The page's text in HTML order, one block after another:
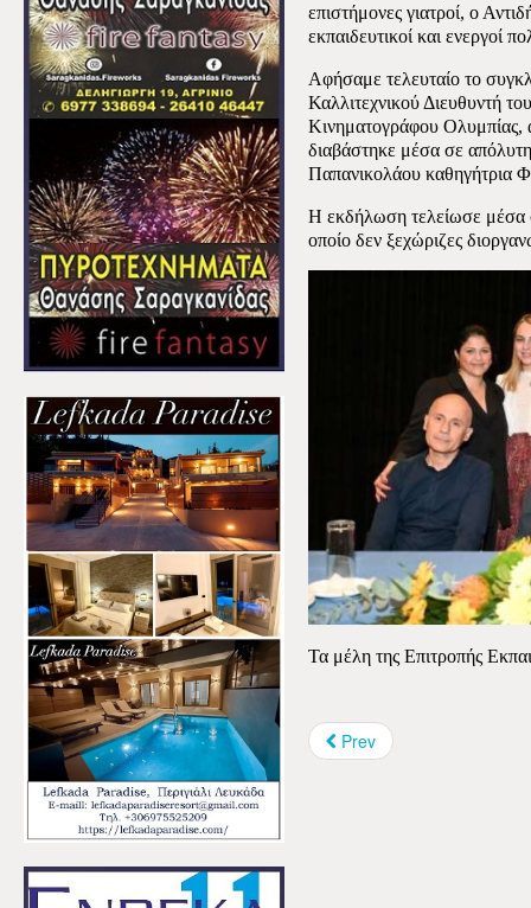
επιστήμονες γιατροί, ο
εκπαιδευτικοί και ενεργοί
Αφήσαμε τελευταίο το
Καλλιτεχνικού Διευθυντή
Κινηματογράφου
διαβάστηκε μέσα σε
Παπανικολάου καθηγήτρια
Η εκδήλωση τελείωσε μέσα
οποίο δεν ξεχώριζες
Τα μέλη της Επιτροπής
Prev